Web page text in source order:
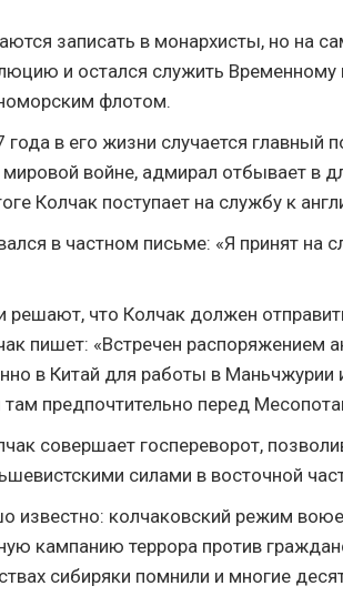
записать в монархисты, но на
и остался служить Временному
флотом.
в его жизни случается главный
мировой войне, адмирал отбывает в
Колчак поступает на службу к
в частном письме: «Я принят на
решают, что Колчак должен
пишет: «Встречен распоряжением
в Китай для работы в
предпочтительно перед
совершает госпереворот,
силами в восточной
известно: колчаковский режим
кампанию террора против
сибиряки помнили и многие